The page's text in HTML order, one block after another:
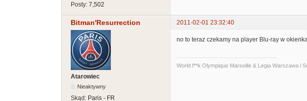
Posty: 7,502
Bitman'Resurrection 2011-02-01 23:32:40
Atarowiec
Nieaktywny
Skąd: Paris - FR
no to teraz czekamy na player Blu-ray w
World f**k Olympique Marseille & Legia Warszawa i